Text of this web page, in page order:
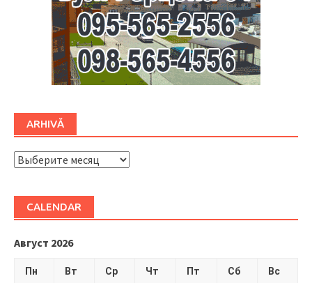
ARHIVĂ
ARHIVĂ
CALENDAR
Август 2026
Пн Вт Ср Чт Пт Сб Вс